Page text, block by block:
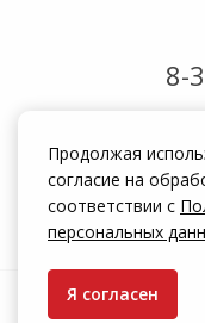
8-
Информация на сайте
Указанные цены
Продолжая
согласие на
соответствии с
персональных
Я согласен